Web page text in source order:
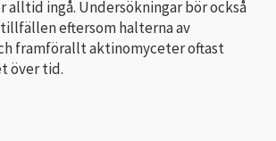
alltid ingå. Undersökningar bör också
eftersom halterna av
framförallt aktinomyceter oftast
över tid.